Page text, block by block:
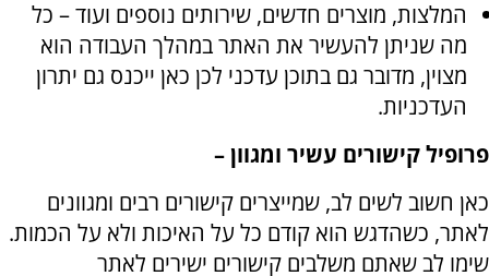
המלצות, מוצרים חדשים, שירותים נוספים ועוד – כל
מה שניתן להעשיר את האתר במהלך העבודה הוא
מצוין, מדובר גם בתוכן עדכני לכן כאן ייכנס גם יתרון
העדכניות.
פרופיל קישורים עשיר ומגוון –
כאן חשוב לשים לב, שמייצרים קישורים רבים ומגוונים
לאתר, כשהדגש הוא קודם כל על האיכות ולא על הכמות.
שימו לב שאתם משלבים קישורים ישירים לאתר